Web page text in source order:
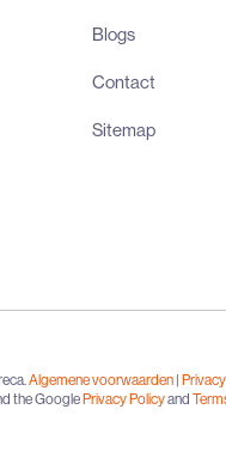
Blogs
Contact
Sitemap
Algemene voorwaarden|
the GooglePrivacy Policyand